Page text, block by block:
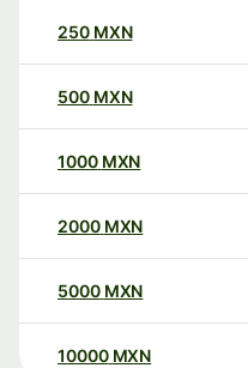
250 MXN
500 MXN
1000 MXN
2000 MXN
5000 MXN
10000 MXN